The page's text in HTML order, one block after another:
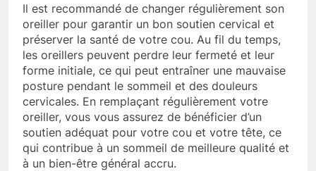
Il est recommandé de changer régulièrement son
oreiller pour garantir un bon soutien cervical et
préserver la santé de votre cou. Au fil du temps,
les oreillers peuvent perdre leur fermeté et leur
forme initiale, ce qui peut entraîner une mauvaise
posture pendant le sommeil et des douleurs
cervicales. En remplaçant régulièrement votre
oreiller, vous vous assurez de bénéficier d’un
soutien adéquat pour votre cou et votre tête, ce
qui contribue à un sommeil de meilleure qualité et
à un bien-être général accru.